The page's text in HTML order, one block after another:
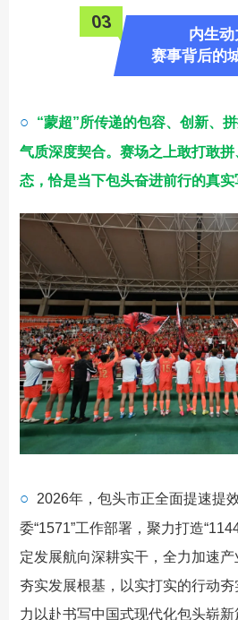
03
内生动
赛事背后的
○
“蒙超”所传递的包容、创新、
气质深度契合。 赛场之上敢打敢
态，恰是当下包头奋进前行的真实
○
2026年，包头市正全面提速提
委“1571”工作部署，聚力打造
定发展航向深耕实干，全力加速
夯实发展根基，以实打实的行动
力以赴书写中国式现代化包头崭新